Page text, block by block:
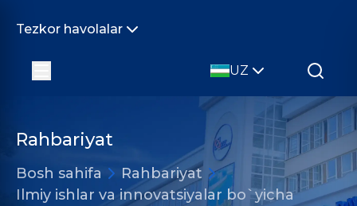
Tezkor havolalar
UZ
Rahbariyat
Bosh sahifa
Rahbariyat
Ilmiy ishlar va innovatsiyalar bo`yicha